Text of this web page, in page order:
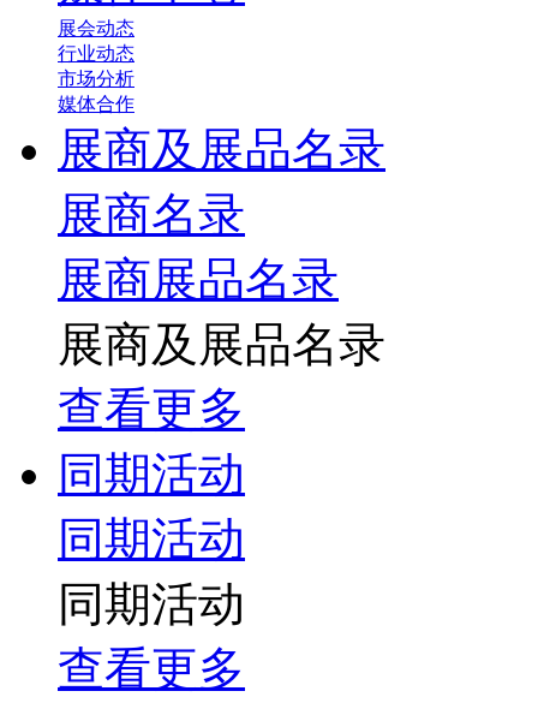
展会动态
行业动态
市场分析
媒体合作
展商及展品名录
展商名录
展商展品名录
展商及展品名录
查看更多
同期活动
同期活动
同期活动
查看更多